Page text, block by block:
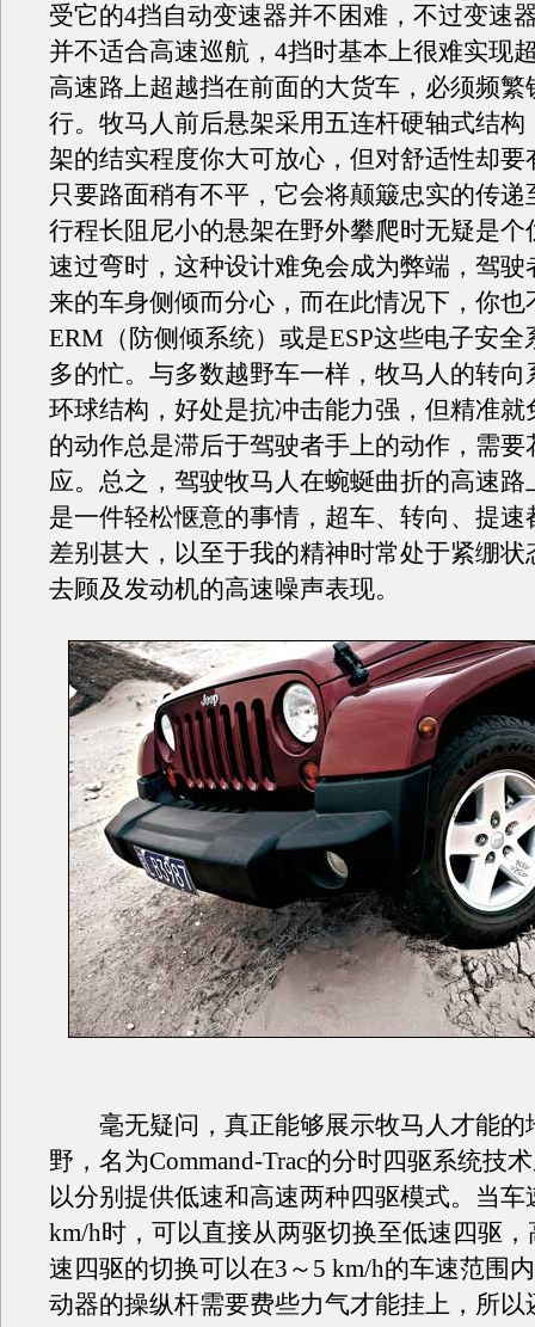
受它的4挡自动变速器并不困难，不过变速
并不适合高速巡航，4挡时基本上很难实现
高速路上超越挡在前面的大货车，必须频繁
行。牧马人前后悬架采用五连杆硬轴式结构
架的结实程度你大可放心，但对舒适性却要
只要路面稍有不平，它会将颠簸忠实的传递
行程长阻尼小的悬架在野外攀爬时无疑是个
速过弯时，这种设计难免会成为弊端，驾驶
来的车身侧倾而分心，而在此情况下，你也
ERM（防侧倾系统）或是ESP这些电子安全
多的忙。与多数越野车一样，牧马人的转向
环球结构，好处是抗冲击能力强，但精准就
的动作总是滞后于驾驶者手上的动作，需要
应。总之，驾驶牧马人在蜿蜒曲折的高速路
是一件轻松惬意的事情，超车、转向、提速
差别甚大，以至于我的精神时常处于紧绷状
去顾及发动机的高速噪声表现。
毫无疑问，真正能够展示牧马人才能的
野，名为Command-Trac的分时四驱系统技
以分别提供低速和高速两种四驱模式。当车
km/h时，可以直接从两驱切换至低速四驱
速四驱的切换可以在3～5 km/h的车速范围
动器的操纵杆需要费些力气才能挂上，所以